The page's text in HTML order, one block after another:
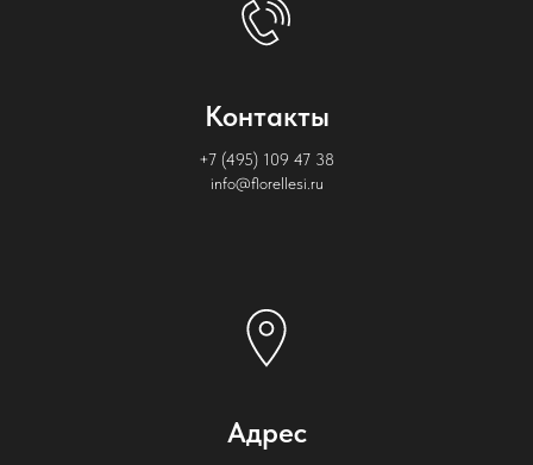
Контакты
+7 (495) 109 47 38
info@florellesi.ru
Адрес